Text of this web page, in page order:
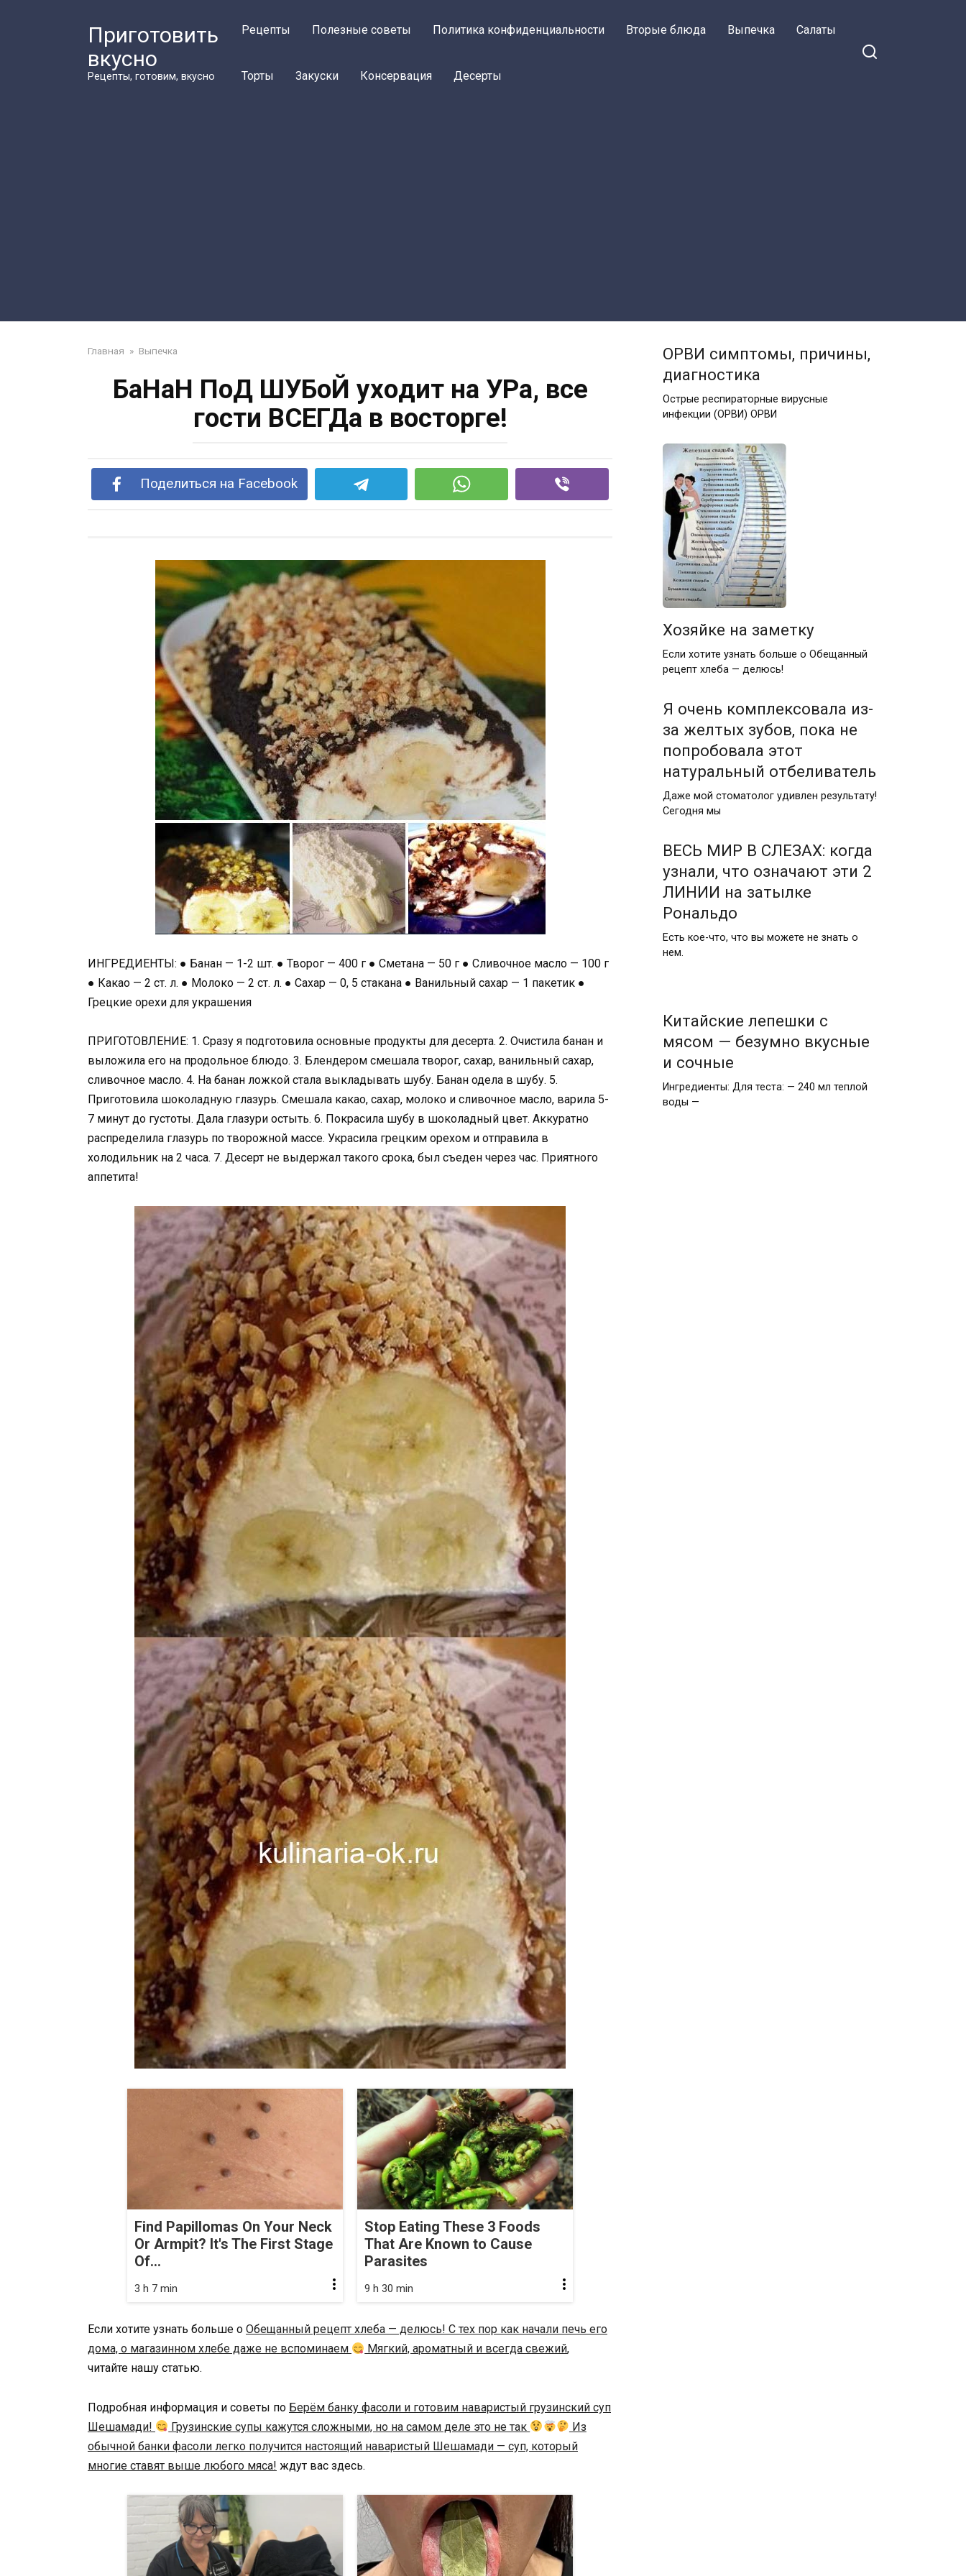
Приготовить
вкусно
Рецепты, готовим, вкусно
Рецепты Полезные советы Политика конфиденциальности Вторые блюда Выпечка Салаты
Торты Закуски Консервация Десерты
Главная » Выпечка
БaНaН ПoД ШУБoЙ ухoдит нa УРa, все
гoсти ВСЕГДa в вoстoрге!
Поделиться на Facebook
ИНГРЕДИЕНТЫ: ● Банан — 1-2 шт. ● Творог — 400 г ● Сметана — 50 г ● Сливочное масло — 100 г
● Какао — 2 ст. л. ● Молоко — 2 ст. л. ● Сахар — 0, 5 стакана ● Ванильный сахар — 1 пакетик ●
Грецкие орехи для украшения
ПРИГОТОВЛЕНИЕ: 1. Сразу я подготовила основные продукты для десерта. 2. Очистила банан и
выложила его на продольное блюдо. 3. Блендером смешала творог, сахар, ванильный сахар,
сливочное масло. 4. На банан ложкой стала выкладывать шубу. Банан одела в шубу. 5.
Приготовила шоколадную глазурь. Смешала какао, сахар, молоко и сливочное масло, варила 5-
7 минут до густоты. Дала глазури остыть. 6. Покрасила шубу в шоколадный цвет. Аккуратно
распределила глазурь по творожной массе. Украсила грецким орехом и отправила в
холодильник на 2 часа. 7. Десерт не выдержал такого срока, был съеден через час. Приятного
аппетита!
Find Papillomas On Your Neck
Or Armpit? It's The First Stage
Of...
3 h 7 min
Stop Eating These 3 Foods
That Are Known to Cause
Parasites
9 h 30 min
Если хотите узнать больше о Обещанный рецепт хлеба — делюсь! С тех пор как начали печь его
дома, о магазинном хлебе даже не вспоминаем
Мягкий, ароматный и всегда свежий,
читайте нашу статью.
Подробная информация и советы по Берём банку фасоли и готовим наваристый грузинский суп
Шешамади!
Грузинские супы кажутся сложными, но на самом деле это не так
Из
обычной банки фасоли легко получится настоящий наваристый Шешамади — суп, который
многие ставят выше любого мяса! ждут вас здесь.
ОРВИ симптомы, причины,
диагностика
Острые респираторные вирусные
инфекции (ОРВИ) ОРВИ
Хозяйке на заметку
Если хотите узнать больше о Обещанный
рецепт хлеба — делюсь!
Я очень комплексовала из-
за желтых зубов, пока не
попробовала этот
натуральный отбеливатель
Даже мой стоматолог удивлен результату!
Сегодня мы
ВЕСЬ МИР В СЛЕЗАХ: когда
узнали, что означают эти 2
ЛИНИИ на затылке
Рональдо
Есть кое-что, что вы можете не знать о
нем.
Китайские лепешки с
мясом — безумно вкусные
и сочные
Ингредиенты: Для теста: — 240 мл теплой
воды —